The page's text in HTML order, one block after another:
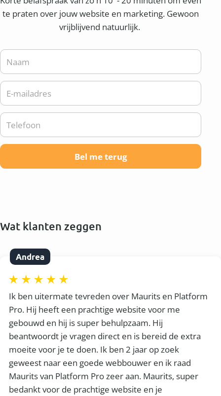
te praten over jouw website en marketing. Gewoon
vrijblijvend natuurlijk.
Wat klanten zeggen
Andrea
Ik ben uitermate tevreden over Maurits en Platform
Pro. Hij heeft een prachtige website voor me
gebouwd en hij is super behulpzaam. Hij
beantwoordt je vragen direct en is bereid de extra
moeite voor je te doen. Ik ben 2 jaar op zoek
geweest naar een goede webbouwer en ik raad
Maurits van Platform Pro zeer aan. Maurits, super
bedankt voor de prachtige website en je